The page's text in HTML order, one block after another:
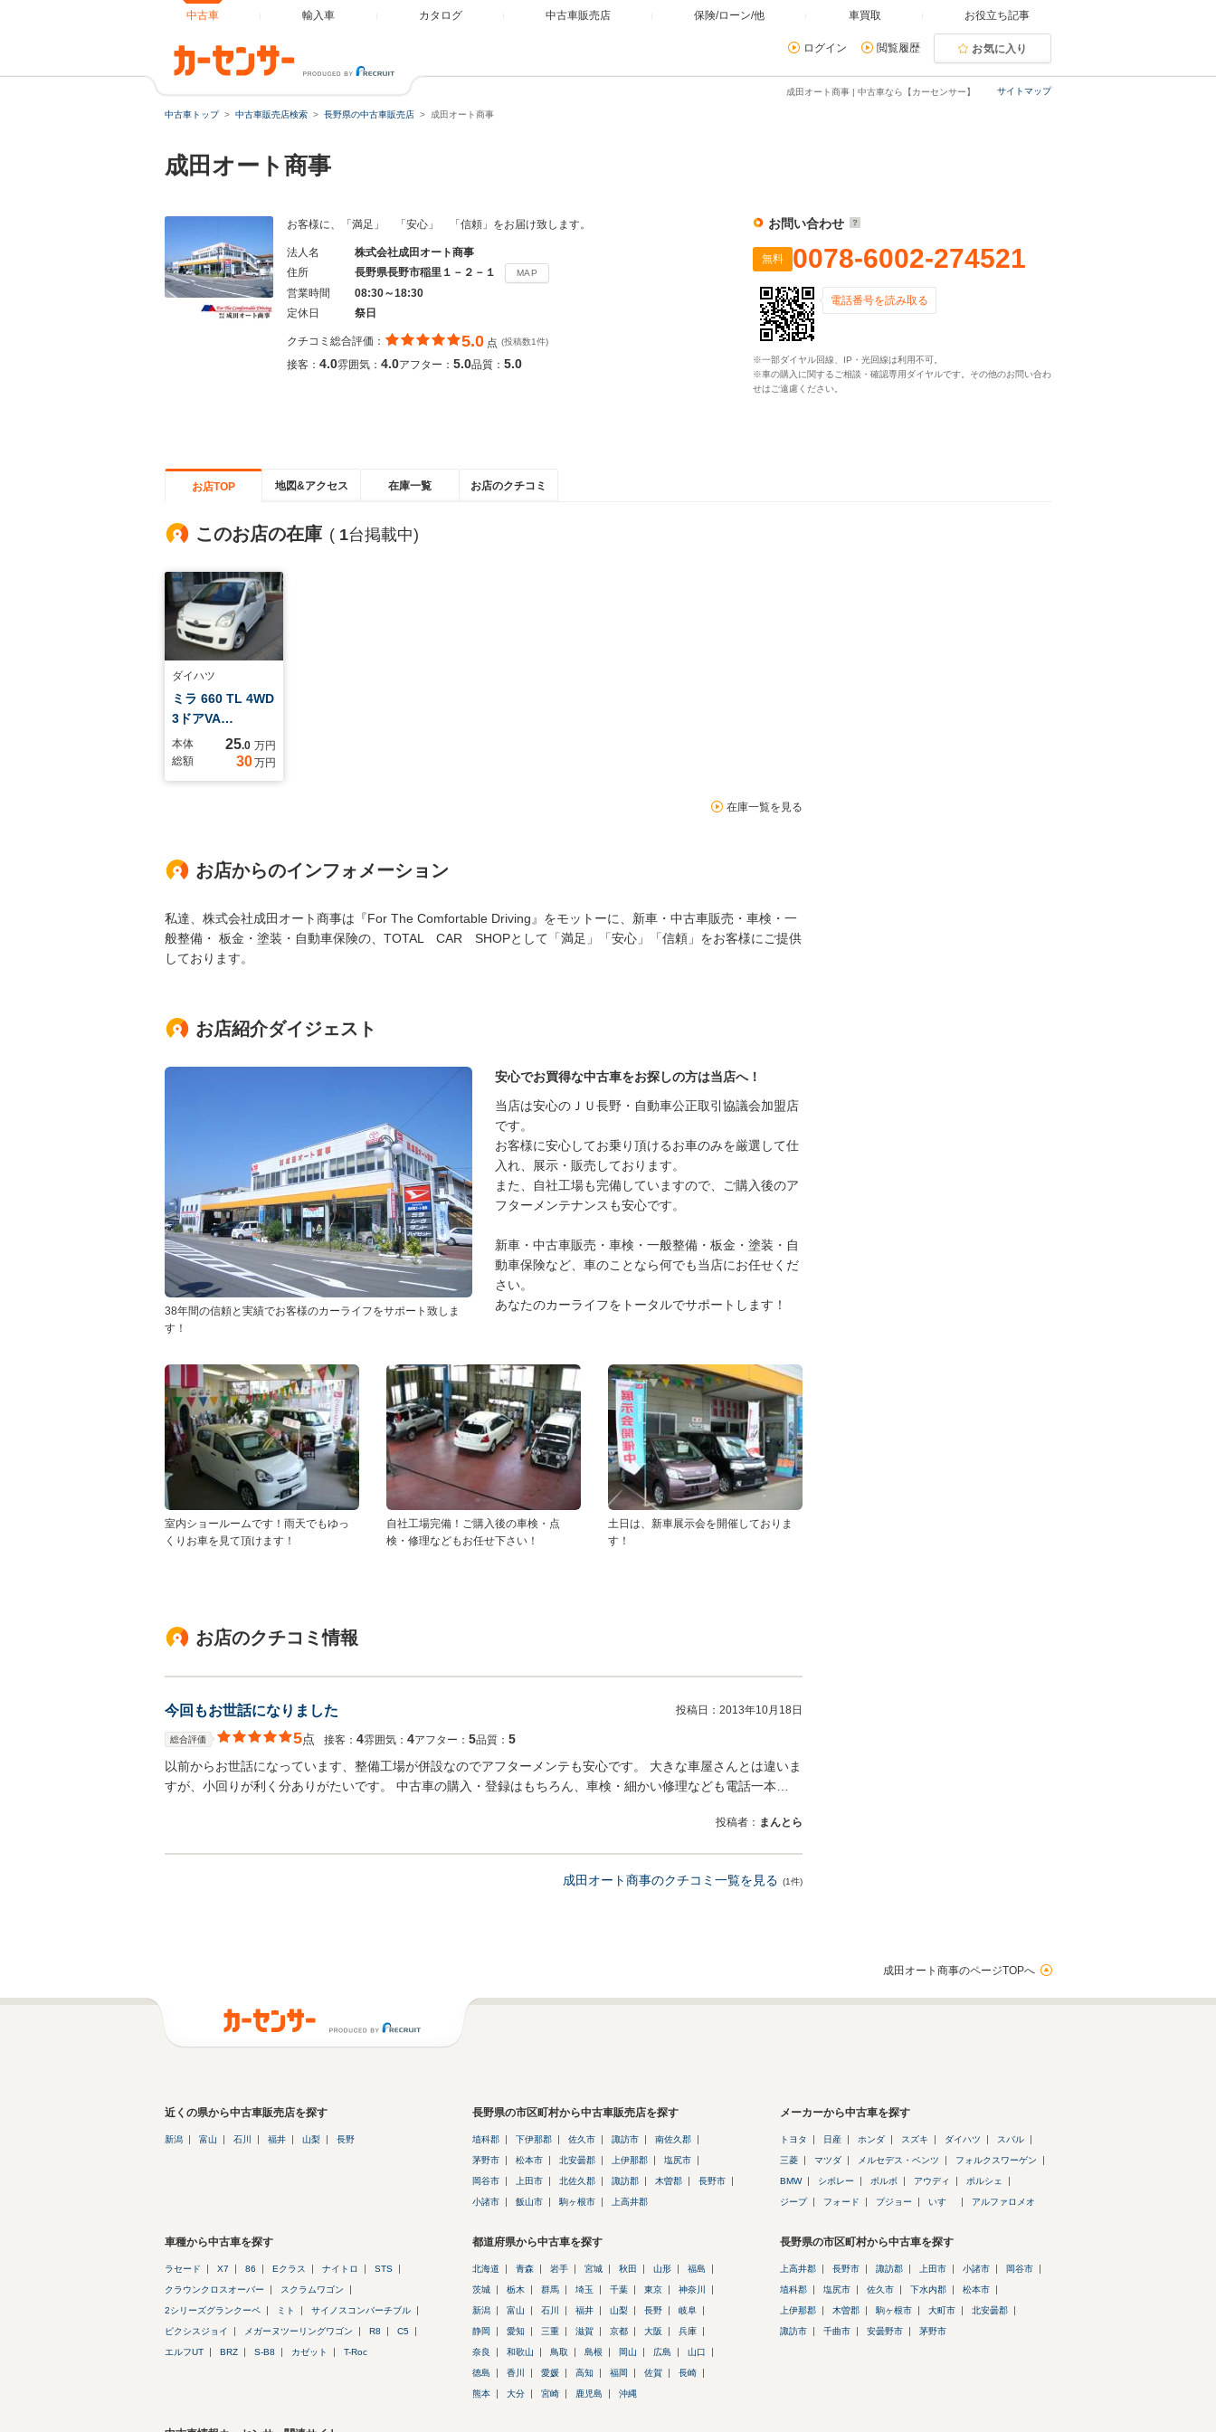
中古車 輸入車 カタログ 中古車販売店 保険/ローン/他 車買取 お役立ち記事
ログイン 閲覧履歴 お気に入り
サイトマップ
成田オート商事 | 中古車なら【カーセンサー】
中古車トップ 中古車販売店検索 長野県の中古車販売店 成田オート商事
成田オート商事
お客様に、「満足」 「安心」 「信頼」をお届け致します。
法人名
株式会社成田オート商事
住所
長野県長野市稲里１－２－１ MAP
営業時間
08:30～18:30
定休日
祭日
クチコミ総合評価： 5.0 点 (投稿数1件)
接客： 4.0雰囲気： 4.0アフター： 5.0品質： 5.0
お問い合わせ
無料 0078-6002-274521
電話番号を読み取る
※一部ダイヤル回線、IP・光回線は利用不可。
※車の購入に関するご相談・確認専用ダイヤルです。その他のお問い合わ
せはご遠慮ください。
お店TOP 地図&アクセス 在庫一覧 お店のクチコミ
このお店の在庫 ( 1台掲載中)
ダイハツ
ミラ 660 TL 4WD
3ドアVA…
本体 25.0 万円
総額
30万円
在庫一覧を見る
お店からのインフォメーション
私達、株式会社成田オート商事は『For The Comfortable Driving』をモットーに、新車・中古車販売・車検・一
般整備・ 板金・塗装・自動車保険の、TOTAL CAR SHOPとして「満足」「安心」「信頼」をお客様にご提供
しております。
お店紹介ダイジェスト
38年間の信頼と実績でお客様のカーライフをサポート致しま
す！
安心でお買得な中古車をお探しの方は当店へ！
当店は安心のＪＵ長野・自動車公正取引協議会加盟店
です。
お客様に安心してお乗り頂けるお車のみを厳選して仕
入れ、展示・販売しております。
また、自社工場も完備していますので、ご購入後のア
フターメンテナンスも安心です。
新車・中古車販売・車検・一般整備・板金・塗装・自
動車保険など、車のことなら何でも当店にお任せくだ
さい。
あなたのカーライフをトータルでサポートします！
室内ショールームです！雨天でもゆっ
くりお車を見て頂けます！
自社工場完備！ご購入後の車検・点
検・修理などもお任せ下さい！
土日は、新車展示会を開催しておりま
す！
お店のクチコミ情報
今回もお世話になりました 投稿日： 2013年10月18日
総合評価 5点 接客： 4雰囲気： 4アフター： 5品質： 5
以前からお世話になっています、整備工場が併設なのでアフターメンテも安心です。 大きな車屋さんとは違いま
すが、小回りが利く分ありがたいです。 中古車の購入・登録はもちろん、車検・細かい修理なども電話一本…
投稿者： まんとら
成田オート商事のクチコミ一覧を見る (1件)
成田オート商事のページTOPへ
近くの県から中古車販売店を探す
新潟 富山 石川 福井 山梨 長野
長野県の市区町村から中古車販売店を探す
埴科郡 下伊那郡 佐久市 諏訪市 南佐久郡
茅野市 松本市 北安曇郡 上伊那郡 塩尻市
岡谷市 上田市 北佐久郡 諏訪郡 木曽郡 長野市
小諸市 飯山市 駒ヶ根市 上高井郡
メーカーから中古車を探す
トヨタ 日産 ホンダ スズキ ダイハツ スバル
三菱 マツダ メルセデス・ベンツ フォルクスワーゲン
BMW シボレー ボルボ アウディ ポルシェ
ジープ フォード プジョー いすゞ アルファロメオ
車種から中古車を探す
ラセード X7 86 Eクラス ナイトロ STS
クラウンクロスオーバー スクラムワゴン
2シリーズグランクーペ ミト サイノスコンバーチブル
ピクシスジョイ メガーヌツーリングワゴン R8 C5
エルフUT BRZ S-B8 カゼット T-Roc
都道府県から中古車を探す
北海道 青森 岩手 宮城 秋田 山形 福島
茨城 栃木 群馬 埼玉 千葉 東京 神奈川
新潟 富山 石川 福井 山梨 長野 岐阜
静岡 愛知 三重 滋賀 京都 大阪 兵庫
奈良 和歌山 鳥取 島根 岡山 広島 山口
徳島 香川 愛媛 高知 福岡 佐賀 長崎
熊本 大分 宮崎 鹿児島 沖縄
長野県の市区町村から中古車を探す
上高井郡 長野市 諏訪郡 上田市 小諸市 岡谷市
埴科郡 塩尻市 佐久市 下水内郡 松本市
上伊那郡 木曽郡 駒ヶ根市 大町市 北安曇郡
諏訪市 千曲市 安曇野市 茅野市